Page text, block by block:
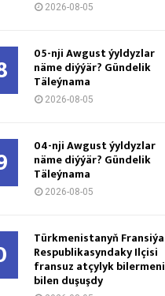
2026-08-05
05-nji Awgust ýyldyzlar
näme diýýär? Gündelik
Täleýnama
2026-08-05
04-nji Awgust ýyldyzlar
näme diýýär? Gündelik
Täleýnama
2026-08-05
Türkmenistanyň Fransiýa
Respublikasyndaky Ilçisi
fransuz atçylyk bilermeni
bilen duşuşdy